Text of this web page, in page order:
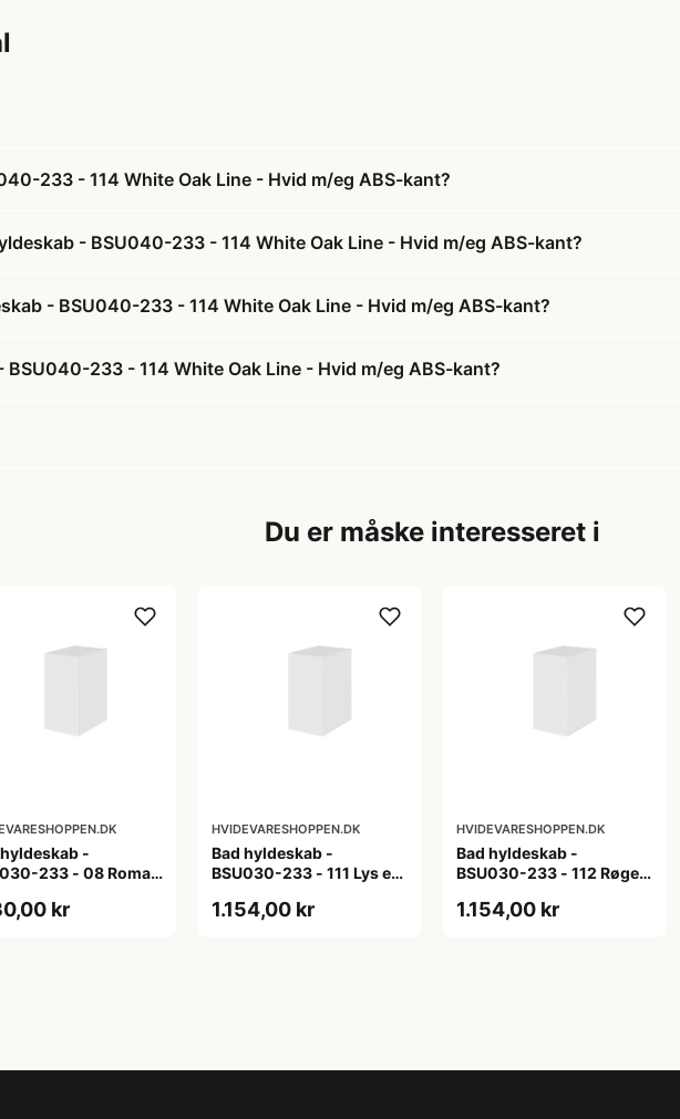
233 - 114 White Oak Line - Hvid m/eg ABS-kant?
- BSU040-233 - 114 White Oak Line - Hvid m/eg ABS-kant?
- BSU040-233 - 114 White Oak Line - Hvid m/eg ABS-kant?
233 - 114 White Oak Line - Hvid m/eg ABS-kant?
Du er måske interesseret i
-
233 - 08 Roma -
kr
HVIDEVARESHOPPEN.DK
Bad hyldeskab -
BSU030-233 - 111 Lys eg
1.154,00 kr
HVIDEVARESHOPPEN.DK
Bad hyldeskab -
BSU030-233 - 112 Røget
1.154,00 kr